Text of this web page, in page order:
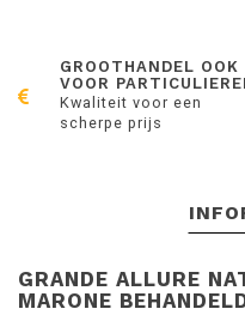
GROOTHANDEL OOK
VOOR
Kwaliteit voor een
scherpe prijs
GRANDE ALLURE
MARONE